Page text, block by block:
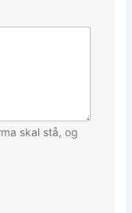
skal stå, og